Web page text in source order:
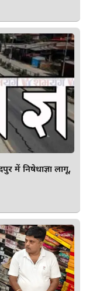
में निषेधाज्ञा लागू,